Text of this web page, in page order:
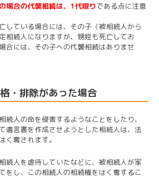
場合の代襲相続は、1代限りである点に注意
している場合には、その子（被相続人から
相続人になりますが、甥姪も死亡してお
合には、その子への代襲相続はありませ
・排除があった場合
続人の命を侵害するようなことをしたり、
遺言書を作成させようとした相続人は、法
く奪されます。
続人を虐待していたなどに、被相続人が家
をし、この相続人の相続権をはく奪するこ